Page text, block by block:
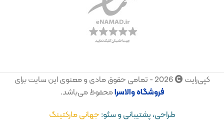
کپی‌رایت
فروشگاهوالاسرامحفوظ می‌باشد.
طراحی، پشتیبانی و سئو:جهانی مارکتینگ